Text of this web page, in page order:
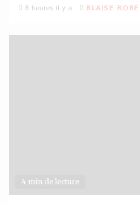
8 heures il y a BLAISE
4 min de lecture